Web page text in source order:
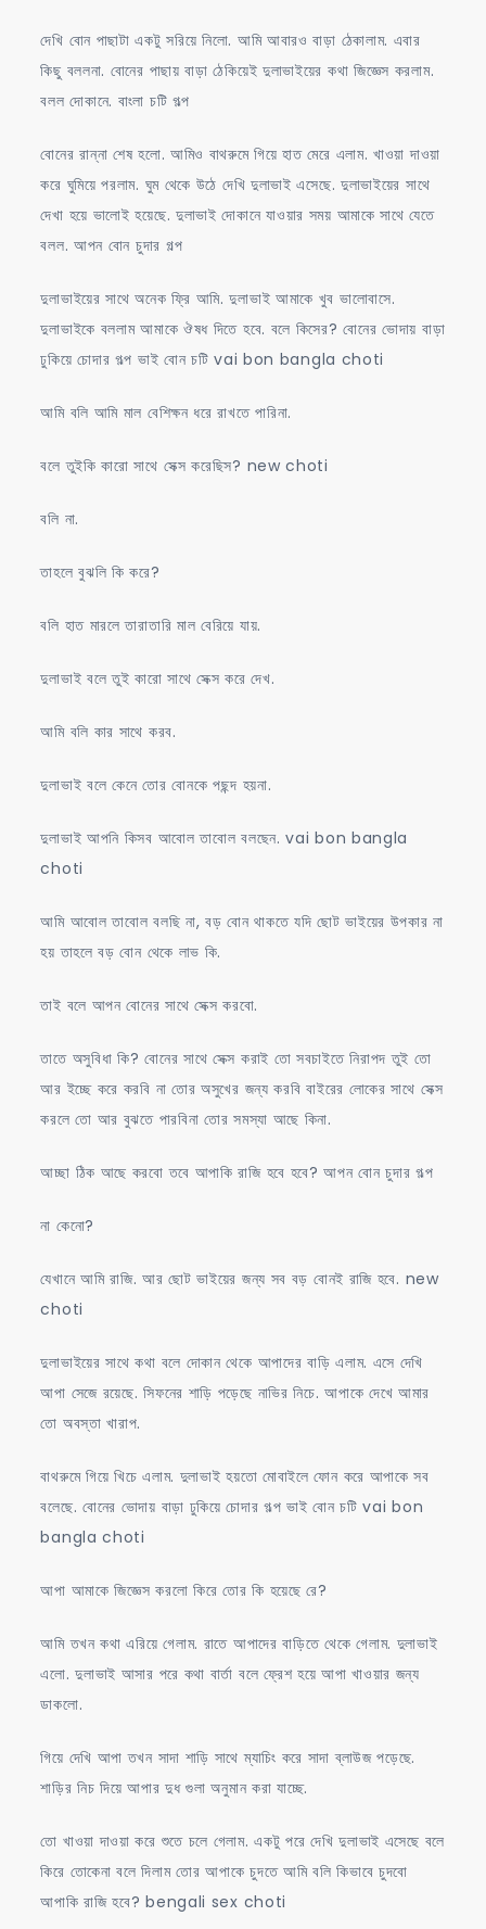
দেখি বোন পাছাটা একটু সরিয়ে নিলো. আমি আবারও বাড়া ঠেকালাম. এবার
কিছু বললনা. বোনের পাছায় বাড়া ঠেকিয়েই দুলাভাইয়ের কথা জিজ্ঞেস করলাম.
বলল দোকানে. বাংলা চটি গল্প
বোনের রান্না শেষ হলো. আমিও বাথরুমে গিয়ে হাত মেরে এলাম. খাওয়া দাওয়া
করে ঘুমিয়ে পরলাম. ঘুম থেকে উঠে দেখি দুলাভাই এসেছে. দুলাভাইয়ের সাথে
দেখা হয়ে ভালোই হয়েছে. দুলাভাই দোকানে যাওয়ার সময় আমাকে সাথে যেতে
বলল. আপন বোন চুদার গল্প
দুলাভাইয়ের সাথে অনেক ফ্রি আমি. দুলাভাই আমাকে খুব ভালোবাসে.
দুলাভাইকে বললাম আমাকে ঔষধ দিতে হবে. বলে কিসের? বোনের ভোদায় বাড়া
ঢুকিয়ে চোদার গল্প ভাই বোন চটি vai bon bangla choti
আমি বলি আমি মাল বেশিক্ষন ধরে রাখতে পারিনা.
বলে তুইকি কারো সাথে সেক্স করেছিস? new choti
বলি না.
তাহলে বুঝলি কি করে?
বলি হাত মারলে তারাতারি মাল বেরিয়ে যায়.
দুলাভাই বলে তুই কারো সাথে সেক্স করে দেখ.
আমি বলি কার সাথে করব.
দুলাভাই বলে কেনে তোর বোনকে পছন্দ হয়না.
দুলাভাই আপনি কিসব আবোল তাবোল বলছেন. vai bon bangla
choti
আমি আবোল তাবোল বলছি না, বড় বোন থাকতে যদি ছোট ভাইয়ের উপকার না
হয় তাহলে বড় বোন থেকে লাভ কি.
তাই বলে আপন বোনের সাথে সেক্স করবো.
তাতে অসুবিধা কি? বোনের সাথে সেক্স করাই তো সবচাইতে নিরাপদ তুই তো
আর ইচ্ছে করে করবি না তোর অসুখের জন্য করবি বাইরের লোকের সাথে সেক্স
করলে তো আর বুঝতে পারবিনা তোর সমস্যা আছে কিনা.
আচ্ছা ঠিক আছে করবো তবে আপাকি রাজি হবে হবে? আপন বোন চুদার গল্প
না কেনো?
যেখানে আমি রাজি. আর ছোট ভাইয়ের জন্য সব বড় বোনই রাজি হবে. new
choti
দুলাভাইয়ের সাথে কথা বলে দোকান থেকে আপাদের বাড়ি এলাম. এসে দেখি
আপা সেজে রয়েছে. সিফনের শাড়ি পড়েছে নাভির নিচে. আপাকে দেখে আমার
তো অবস্তা খারাপ.
বাথরুমে গিয়ে খিচে এলাম. দুলাভাই হয়তো মোবাইলে ফোন করে আপাকে সব
বলেছে. বোনের ভোদায় বাড়া ঢুকিয়ে চোদার গল্প ভাই বোন চটি vai bon
bangla choti
আপা আমাকে জিজ্ঞেস করলো কিরে তোর কি হয়েছে রে?
আমি তখন কথা এরিয়ে গেলাম. রাতে আপাদের বাড়িতে থেকে গেলাম. দুলাভাই
এলো. দুলাভাই আসার পরে কথা বার্তা বলে ফ্রেশ হয়ে আপা খাওয়ার জন্য
ডাকলো.
গিয়ে দেখি আপা তখন সাদা শাড়ি সাথে ম্যাচিং করে সাদা ব্লাউজ পড়েছে.
শাড়ির নিচ দিয়ে আপার দুধ গুলা অনুমান করা যাচ্ছে.
তো খাওয়া দাওয়া করে শুতে চলে গেলাম. একটু পরে দেখি দুলাভাই এসেছে বলে
কিরে তোকেনা বলে দিলাম তোর আপাকে চুদতে আমি বলি কিভাবে চুদবো
আপাকি রাজি হবে? bengali sex choti